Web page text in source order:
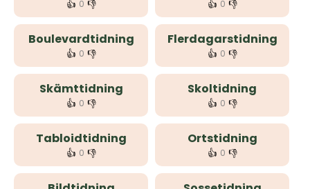
👍 0 👎 👍 0 👎
Boulevardtidning
👍 0 👎
Flerdagarstidning
👍 0 👎
Skämttidning
👍 0 👎
Skoltidning
👍 0 👎
Tabloidtidning
👍 0 👎
Ortstidning
👍 0 👎